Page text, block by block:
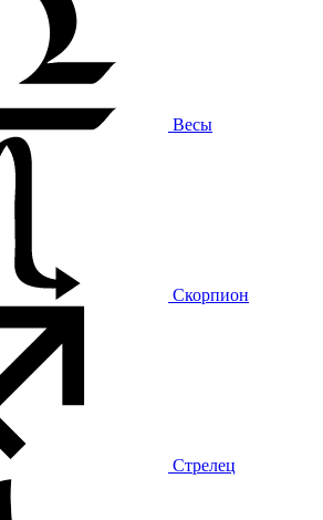
Весы
Скорпион
Стрелец